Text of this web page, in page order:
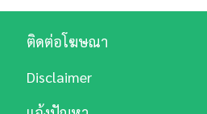
ติดต่อโฆษณา
Disclaimer